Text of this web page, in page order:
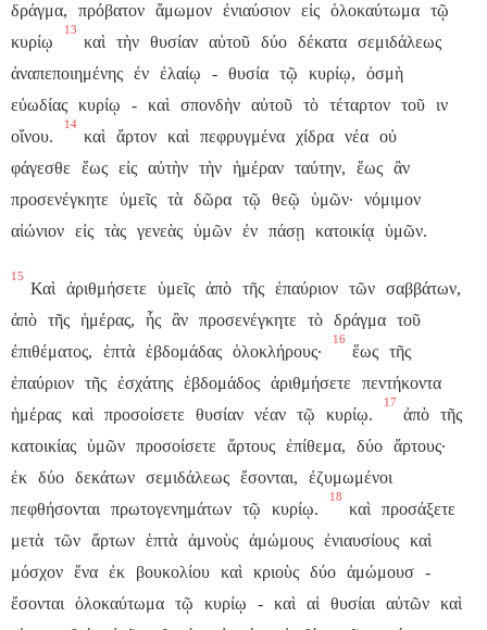
δράγμα,
πρόβατον ἄμωμον ἐνιαύσιον εἰς ὁλοκαύτωμα τῷ
κυρίῳ
13
καὶ τὴν θυσίαν αὐτοῦ δύο δέκατα σεμιδάλεως
ἀναπεποιημένης ἐν ἐλαίῳ - θυσία τῷ κυρίῳ,
ὀσμὴ
εὐωδίας κυρίῳ - καὶ σπονδὴν αὐτοῦ τὸ τέταρτον τοῦ ιν
οἴνου.
14
καὶ ἄρτον καὶ πεφρυγμένα χίδρα νέα οὐ
φάγεσθε
ἕως εἰς αὐτὴν τὴν ἡμέραν ταύτην, ἕως ἂν
προσενέγκητε
ὑμεῖς τὰ δῶρα τῷ θεῷ ὑμῶν·
νόμιμον
αἰώνιον εἰς τὰς γενεὰς ὑμῶν ἐν πάσῃ κατοικίᾳ ὑμῶν.
15
Καὶ ἀριθμήσετε ὑμεῖς ἀπὸ τῆς ἐπαύριον τῶν σαββάτων,
ἀπὸ τῆς ἡμέρας, ἧς ἂν προσενέγκητε τὸ δράγμα τοῦ
ἐπιθέματος,
ἑπτὰ ἑβδομάδας ὁλοκλήρους·
16
ἕως τῆς
ἐπαύριον τῆς ἐσχάτης ἑβδομάδος ἀριθμήσετε
πεντήκοντα
ἡμέρας καὶ προσοίσετε θυσίαν νέαν τῷ κυρίῳ.
17
ἀπὸ τῆς
κατοικίας ὑμῶν προσοίσετε ἄρτους ἐπίθεμα, δύο ἄρτους·
ἐκ δύο δεκάτων σεμιδάλεως ἔσονται,
ἐζυμωμένοι
πεφθήσονται
πρωτογενημάτων τῷ κυρίῳ.
18
καὶ
προσάξετε
μετὰ τῶν ἄρτων ἑπτὰ ἀμνοὺς ἀμώμους ἐνιαυσίους καὶ
μόσχον ἕνα ἐκ βουκολίου καὶ κριοὺς δύο ἀμώμουσ -
ἔσονται
ὁλοκαύτωμα τῷ κυρίῳ - καὶ αἱ θυσίαι αὐτῶν καὶ